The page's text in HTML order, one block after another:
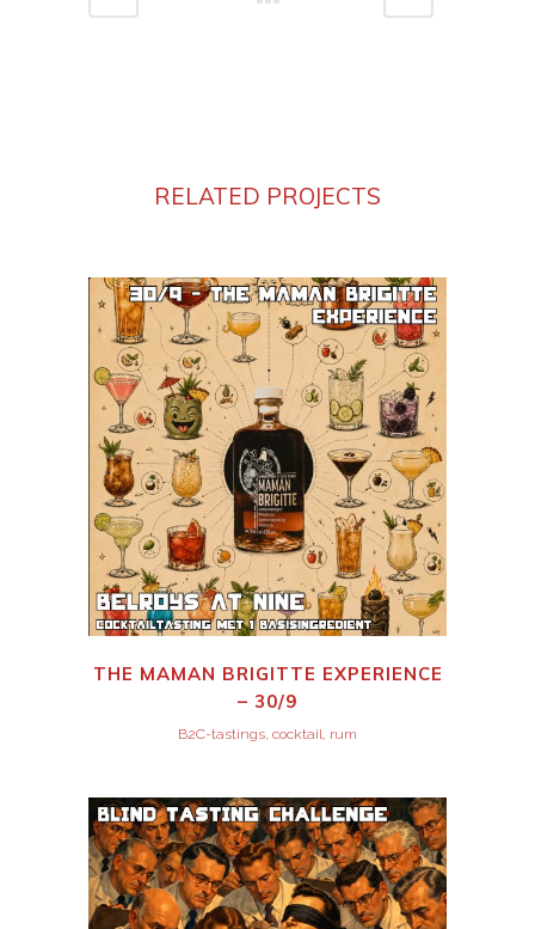
RELATED PROJECTS
THE MAMAN BRIGITTE EXPERIENCE
– 30/9
B2C-tastings, cocktail, rum